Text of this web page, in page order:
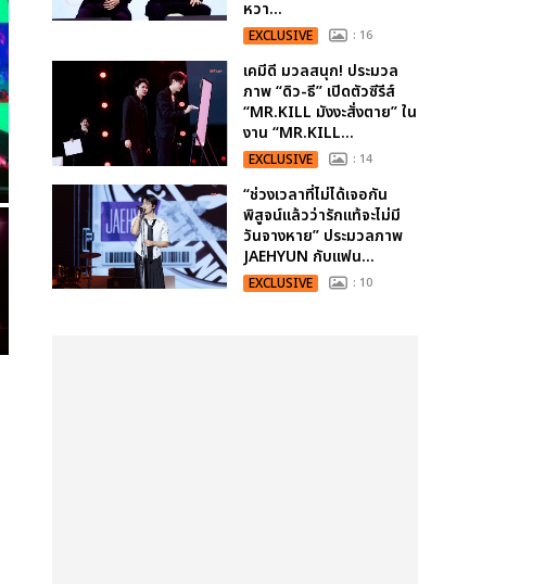
หวา...
EXCLUSIVE : 16
เคมีดี มวลสนุก! ประมวล
ภาพ “ดิว-ธี” เปิดตัวซีรีส์
“MR.KILL มังงะสั่งตาย” ใน
งาน “MR.KILL...
EXCLUSIVE : 14
“ช่วงเวลาที่ไม่ได้เจอกัน
พิสูจน์แล้วว่ารักแท้จะไม่มี
วันจางหาย” ประมวลภาพ
JAEHYUN กับแฟน...
EXCLUSIVE : 10